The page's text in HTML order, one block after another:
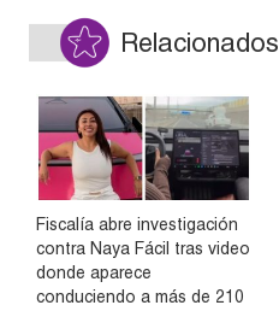
Relacionados
Fiscalía abre investigación
contra Naya Fácil tras video
donde aparece
conduciendo a más de 210